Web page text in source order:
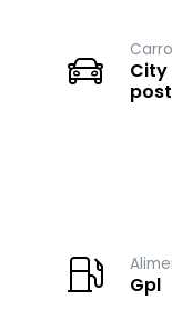
City
Gpl